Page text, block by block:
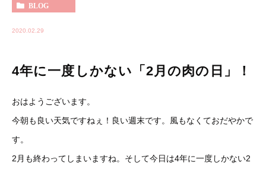
BLOG
2020.02.29
4年に一度しかない「2月の肉の日」！
おはようございます。
今朝も良い天気ですねぇ！良い週末です。風もなくておだやかで
す。
2月も終わってしまいますね。そして今日は4年に一度しかない2